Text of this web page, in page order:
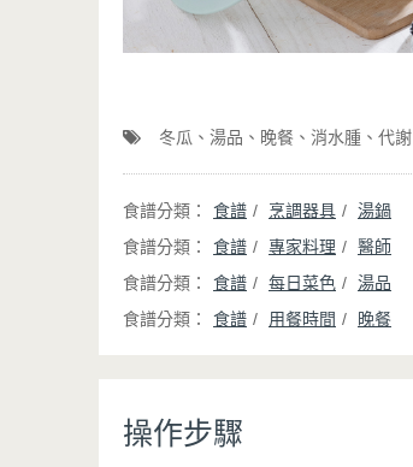
冬瓜 湯品 晚餐 消水腫 代謝
食譜 烹調器具
湯鍋
食譜
專家料理
醫師
食譜
每日菜色
湯品
食譜
用餐時間 晚餐
操作步驟